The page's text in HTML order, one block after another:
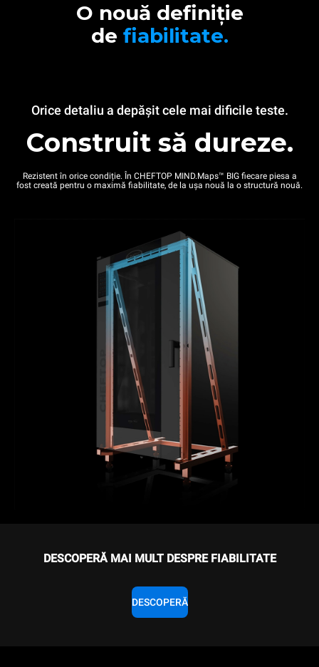
O nouă definiție
de fiabilitate.
Orice detaliu a depășit cele mai dificile teste.
Construit să dureze.
Rezistent în orice condiție. În CHEFTOP MIND.Maps™ BIG fiecare piesa a
fost creată pentru o maximă fiabilitate, de la ușa nouă la o structură nouă.
DESCOPERĂ MAI MULT DESPRE FIABILITATE
DESCOPERĂ